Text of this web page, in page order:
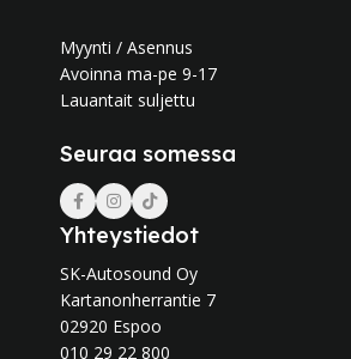
Myynti / Asennus
Avoinna ma-pe 9-17
Lauantait suljettu
Seuraa somessa
Yhteystiedot
SK-Autosound Oy
Kartanonherrantie 7
02920 Espoo
010 29 22 800